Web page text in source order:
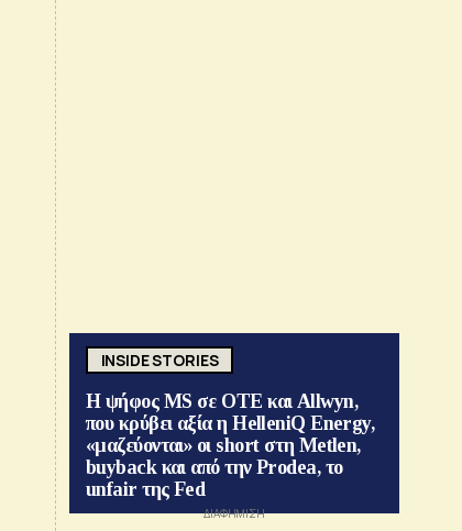
INSIDE STORIES
Η ψήφος MS σε ΟΤΕ και Allwyn,
που κρύβει αξία η HelleniQ Energy,
«μαζεύονται» οι short στη Metlen,
buyback και από την Prodea, το
unfair της Fed